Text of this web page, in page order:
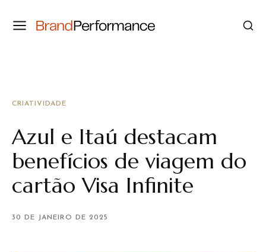
CRIATIVIDADE
Azul e Itaú destacam
benefícios de viagem do
cartão Visa Infinite
30 DE JANEIRO DE 2025